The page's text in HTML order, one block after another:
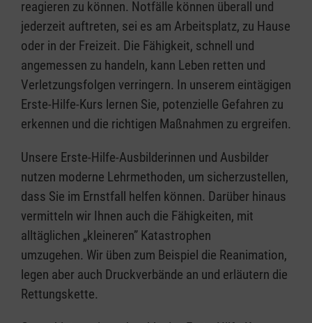
reagieren zu können. Notfälle können überall und
jederzeit auftreten, sei es am Arbeitsplatz, zu Hause
oder in der Freizeit. Die Fähigkeit, schnell und
angemessen zu handeln, kann Leben retten und
Verletzungsfolgen verringern. In unserem eintägigen
Erste-Hilfe-Kurs lernen Sie, potenzielle Gefahren zu
erkennen und die richtigen Maßnahmen zu ergreifen.
Unsere Erste-Hilfe-Ausbilderinnen und Ausbilder
nutzen moderne Lehrmethoden, um sicherzustellen,
dass Sie im Ernstfall helfen können. Darüber hinaus
vermitteln wir Ihnen auch die Fähigkeiten, mit
alltäglichen „kleineren” Katastrophen
umzugehen. Wir üben zum Beispiel die Reanimation,
legen aber auch Druckverbände an und erläutern die
Rettungskette.